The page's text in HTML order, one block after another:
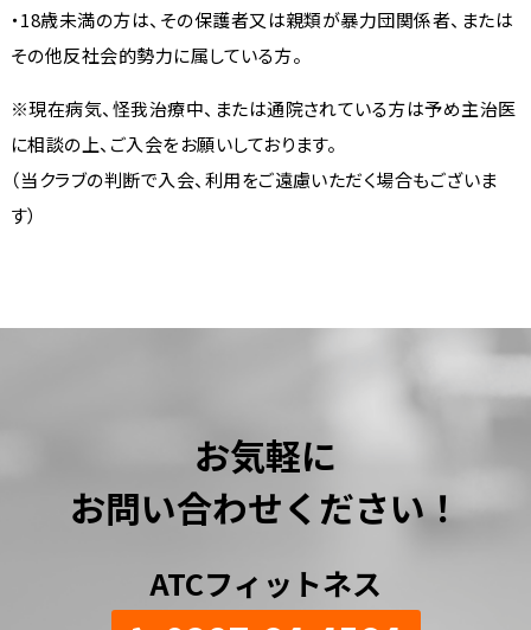
・18歳未満の方は、その保護者又は親類が暴力団関係者、または
その他反社会的勢力に属している方。
※現在病気、怪我治療中、または通院されている方は予め主治医
に相談の上、ご入会をお願いしております。
（当クラブの判断で入会、利用をご遠慮いただく場合もございま
す）
お気軽に
お問い合わせください！
ATCフィットネス